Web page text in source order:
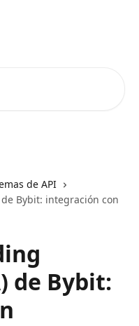
de API
Bybit: integración con
de Bybit: